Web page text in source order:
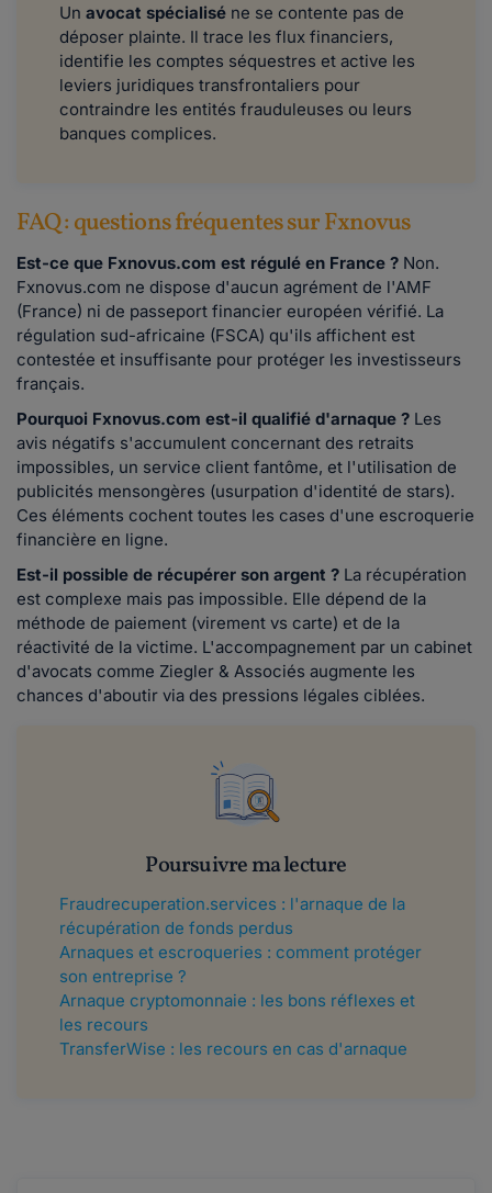
Un avocat spécialisé ne se contente pas de
déposer plainte. Il trace les flux financiers,
identifie les comptes séquestres et active les
leviers juridiques transfrontaliers pour
contraindre les entités frauduleuses ou leurs
banques complices.
FAQ : questions fréquentes sur Fxnovus
Est-ce que Fxnovus.com est régulé en France ? Non.
Fxnovus.com ne dispose d'aucun agrément de l'AMF
(France) ni de passeport financier européen vérifié. La
régulation sud-africaine (FSCA) qu'ils affichent est
contestée et insuffisante pour protéger les investisseurs
français.
Pourquoi Fxnovus.com est-il qualifié d'arnaque ? Les
avis négatifs s'accumulent concernant des retraits
impossibles, un service client fantôme, et l'utilisation de
publicités mensongères (usurpation d'identité de stars).
Ces éléments cochent toutes les cases d'une escroquerie
financière en ligne.
Est-il possible de récupérer son argent ? La récupération
est complexe mais pas impossible. Elle dépend de la
méthode de paiement (virement vs carte) et de la
réactivité de la victime. L'accompagnement par un cabinet
d'avocats comme Ziegler & Associés augmente les
chances d'aboutir via des pressions légales ciblées.
Poursuivre ma lecture
Fraudrecuperation.services : l'arnaque de la
récupération de fonds perdus
Arnaques et escroqueries : comment protéger
son entreprise ?
Arnaque cryptomonnaie : les bons réflexes et
les recours
TransferWise : les recours en cas d'arnaque